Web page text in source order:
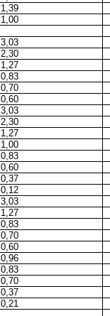
1,39
1,00
3,03
2,30
1,27
0,83
0,70
0,60
3,03
2,30
1,27
1,00
0,83
0,60
0,37
0,12
3,03
1,27
0,83
0,70
0,60
0,96
0,83
0,70
0,37
0,21